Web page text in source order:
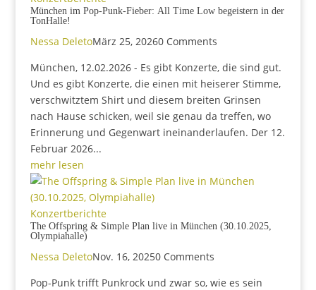
München im Pop-Punk-Fieber: All Time Low begeistern in der
TonHalle!
Nessa DeletoMärz 25, 20260 Comments
München, 12.02.2026 - Es gibt Konzerte, die sind gut.
Und es gibt Konzerte, die einen mit heiserer Stimme,
verschwitztem Shirt und diesem breiten Grinsen
nach Hause schicken, weil sie genau da treffen, wo
Erinnerung und Gegenwart ineinanderlaufen. Der 12.
Februar 2026...
mehr lesen
Konzertberichte
The Offspring & Simple Plan live in München (30.10.2025,
Olympiahalle)
Nessa DeletoNov. 16, 20250 Comments
Pop-Punk trifft Punkrock und zwar so, wie es sein